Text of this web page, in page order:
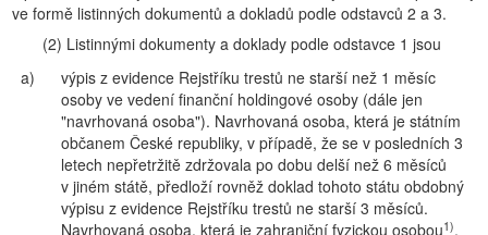
ve formě listinných dokumentů a dokladů podle odstavců 2 a 3.
(2) Listinnými dokumenty a doklady podle odstavce 1 jsou
a)
výpis z evidence Rejstříku trestů ne starší než 1 měsíc
osoby ve vedení finanční holdingové osoby (dále jen
"navrhovaná osoba"). Navrhovaná osoba, která je státním
občanem České republiky, v případě, že se v posledních 3
letech nepřetržitě zdržovala po dobu delší než 6 měsíců
v jiném státě, předloží rovněž doklad tohoto státu obdobný
výpisu z evidence Rejstříku trestů ne starší 3 měsíců.
Navrhovaná osoba, která je zahraniční fyzickou osobou1),